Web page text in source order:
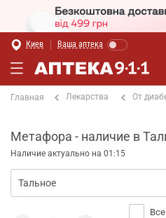
Киев Ваша аптека
Главная Лекарства От
Метафора - наличие в
Наличие актуально на 01:15